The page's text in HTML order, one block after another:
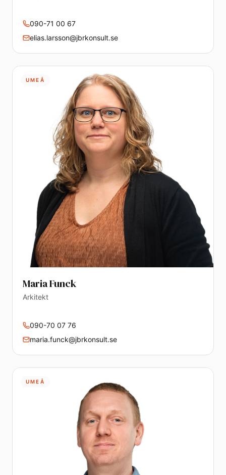
090-71 00 67
elias.larsson@jbrkonsult.se
UMEÅ
Maria Funck
Arkitekt
090-70 07 76
maria.funck@jbrkonsult.se
UMEÅ